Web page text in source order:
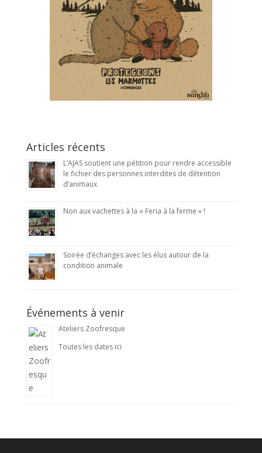
Articles récents
L’AJAS soutient une pétition pour rendre accessible
le fichier des personnes interdites de détention
d’animaux
Non aux vachettes à la « Feria à la ferme » !
Soirée d’échanges avec les élus autour de la
condition animale
Événements à venir
Ateliers Zoofresque
Toutes les dates ici